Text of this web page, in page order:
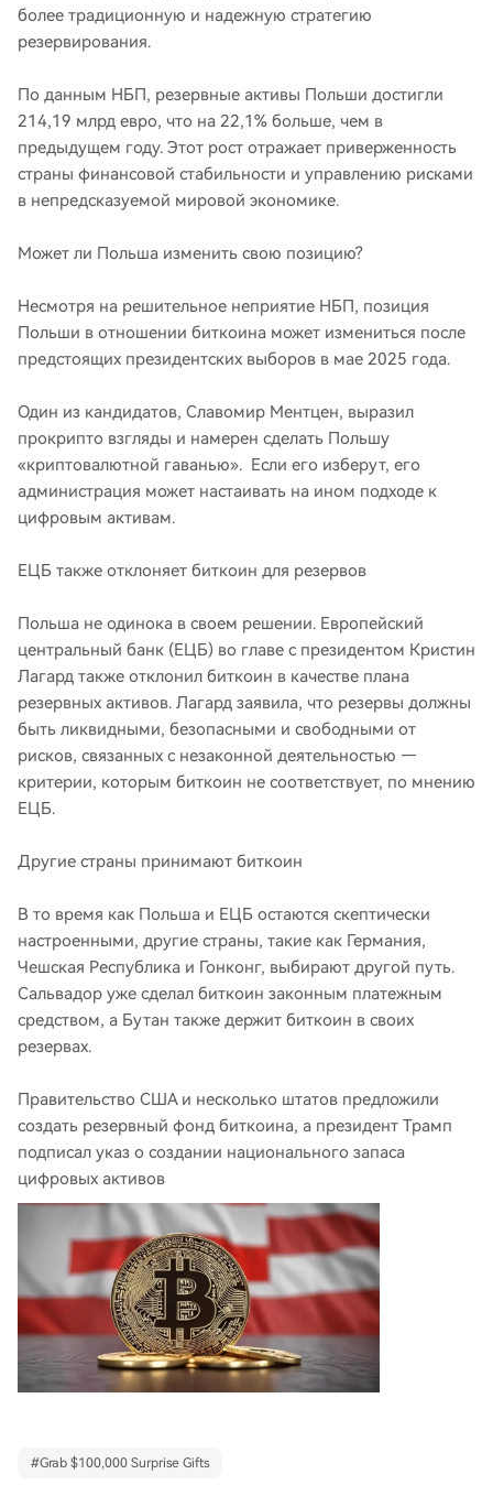
более традиционную и надежную стратегию
резервирования.
По данным НБП, резервные активы Польши достигли
214,19 млрд евро, что на 22,1% больше, чем в
предыдущем году. Этот рост отражает приверженность
страны финансовой стабильности и управлению рисками
в непредсказуемой мировой экономике.
Может ли Польша изменить свою позицию?
Несмотря на решительное неприятие НБП, позиция
Польши в отношении биткоина может измениться после
предстоящих президентских выборов в мае 2025 года.
Один из кандидатов, Славомир Ментцен, выразил
прокрипто взгляды и намерен сделать Польшу
«криптовалютной гаванью». Если его изберут, его
администрация может настаивать на ином подходе к
цифровым активам.
ЕЦБ также отклоняет биткоин для резервов
Польша не одинока в своем решении. Европейский
центральный банк (ЕЦБ) во главе с президентом Кристин
Лагард также отклонил биткоин в качестве плана
резервных активов. Лагард заявила, что резервы должны
быть ликвидными, безопасными и свободными от
рисков, связанных с незаконной деятельностью —
критерии, которым биткоин не соответствует, по мнению
ЕЦБ.
Другие страны принимают биткоин
В то время как Польша и ЕЦБ остаются скептически
настроенными, другие страны, такие как Германия,
Чешская Республика и Гонконг, выбирают другой путь.
Сальвадор уже сделал биткоин законным платежным
средством, а Бутан также держит биткоин в своих
резервах.
Правительство США и несколько штатов предложили
создать резервный фонд биткоина, а президент Трамп
подписал указ о создании национального запаса
цифровых активов
#Grab $100,000 Surprise Gifts